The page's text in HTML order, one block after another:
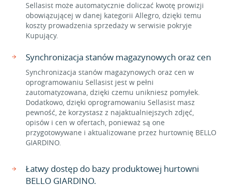
Sellasist może automatycznie doliczać kwotę prowizji
obowiązującej w danej kategorii Allegro, dzięki temu
koszty prowadzenia sprzedaży w serwisie pokryje
Kupujący.
Synchronizacja stanów magazynowych oraz cen
Synchronizacja stanów magazynowych oraz cen w
oprogramowaniu Sellasist jest w pełni
zautomatyzowana, dzięki czemu unikniesz pomyłek.
Dodatkowo, dzięki oprogramowaniu Sellasist masz
pewność, że korzystasz z najaktualniejszych zdjęć,
opisów i cen w ofertach, ponieważ są one
przygotowywane i aktualizowane przez hurtownię BELLO
GIARDINO.
Łatwy dostęp do bazy produktowej hurtowni
BELLO GIARDINO.